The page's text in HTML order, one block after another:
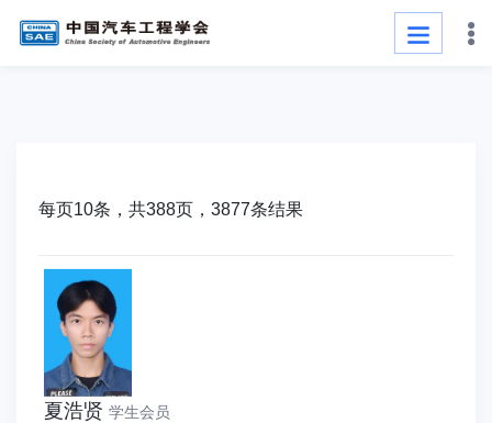
每页10条，共388页，3877条结果
夏浩贤 学生会员